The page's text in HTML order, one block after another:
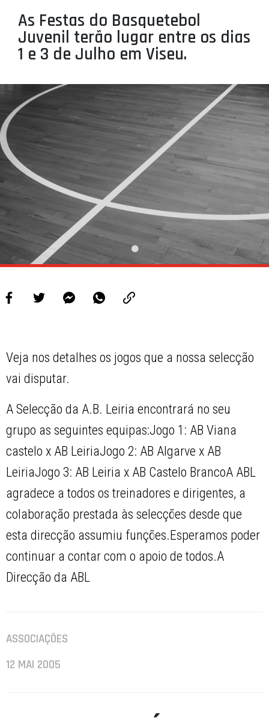
PROJETOS
LIGA BETCLIC MASCULINA
LIGA BETCLIC FEMININA
As Festas do Basquetebol
Juvenil terão lugar entre os dias
1 e 3 de Julho em Viseu.
Veja nos detalhes os jogos que a nossa selecção
vai disputar.
A Selecção da A.B. Leiria encontrará no seu
grupo as seguintes equipas:Jogo 1: AB Viana
castelo x AB LeiriaJogo 2: AB Algarve x AB
LeiriaJogo 3: AB Leiria x AB Castelo BrancoA ABL
agradece a todos os treinadores e dirigentes, a
colaboração prestada às selecções desde que
esta direcção assumiu funções.Esperamos poder
continuar a contar com o apoio de todos.A
Direcção da ABL
ASSOCIAÇÕES
12 MAI 2005